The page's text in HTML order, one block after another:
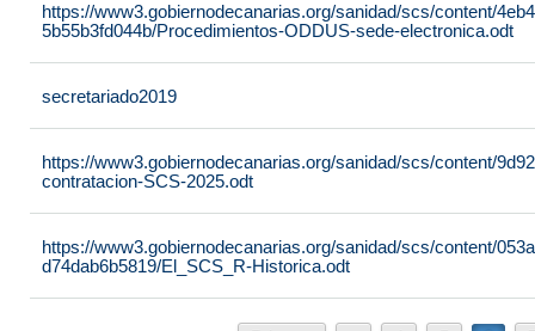
https://www3.gobiernodecanarias.org/sanidad/scs/content/
5b55b3fd044b/Procedimientos-ODDUS-sede-electronica.odt
secretariado2019
https://www3.gobiernodecanarias.org/sanidad/scs/content/
contratacion-SCS-2025.odt
https://www3.gobiernodecanarias.org/sanidad/scs/content/
d74dab6b5819/El_SCS_R-Historica.odt